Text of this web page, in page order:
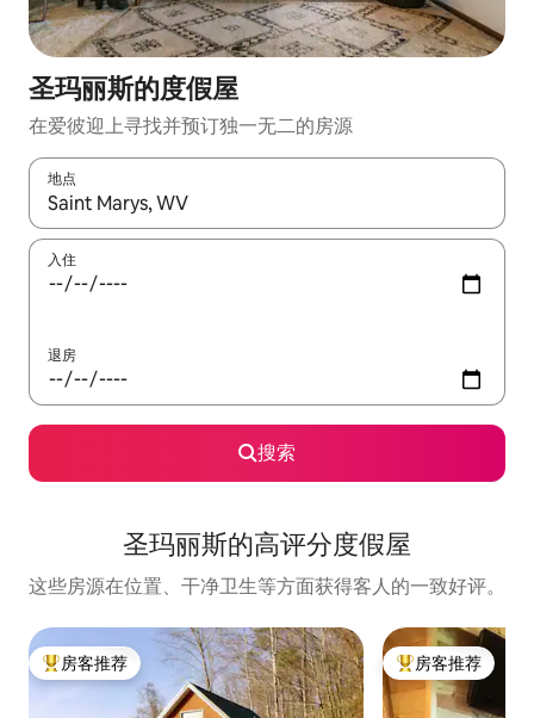
圣玛丽斯的度假屋
在爱彼迎上寻找并预订独一无二的房源
地点
如有搜索结果，请使用上下方向键查看，或通过点击或滑动手势
入住
退房
搜索
圣玛丽斯的高评分度假屋
这些房源在位置、干净卫生等方面获得客人的一致好评。
热门「房客推荐」
房客推荐 热门「房客推荐」
房客推荐